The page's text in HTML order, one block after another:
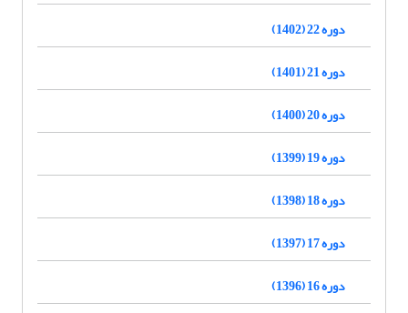
دوره 22 (1402)
دوره 21 (1401)
دوره 20 (1400)
دوره 19 (1399)
دوره 18 (1398)
دوره 17 (1397)
دوره 16 (1396)